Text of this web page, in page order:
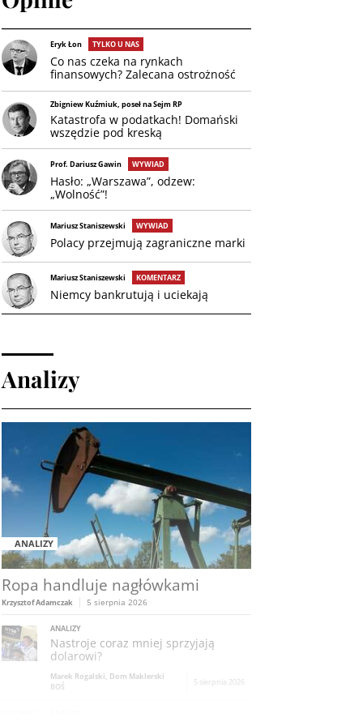
Eryk Łon TYLKO U NAS
Co nas czeka na rynkach
finansowych? Zalecana ostrożność
Zbigniew Kuźmiuk, poseł na Sejm RP
Katastrofa w podatkach! Domański
wszędzie pod kreską
Prof. Dariusz Gawin WYWIAD
Hasło: „Warszawa”, odzew:
„Wolność”!
Mariusz Staniszewski WYWIAD
Polacy przejmują zagraniczne marki
Mariusz Staniszewski KOMENTARZ
Niemcy bankrutują i uciekają
Analizy
ANALIZY
Ropa handluje nagłówkami
Krzysztof Adamczak 5 sierpnia 2026
ANALIZY
Nastroje coraz mniej sprzyjają
dolarowi?
Marek Rogalski, Dom Maklerski
BOŚ
5 sierpnia 2026